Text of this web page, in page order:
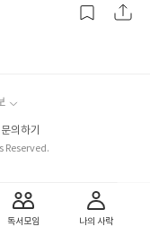
자존심 대결로 많은 사
여 얻는 것보다 잃는
었으나 이 책을
세계에서는 어떻게 노
책에서 바라보는 이시
이 책에 여실하게 드러
독서모임 나의 사락
문의하기
Reserved.